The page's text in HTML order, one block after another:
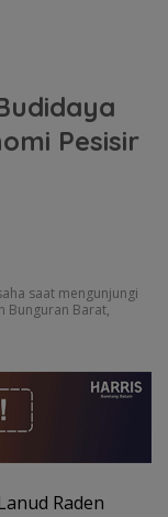
Pesisir
saat mengunjungi
Bunguran Barat,
Raden